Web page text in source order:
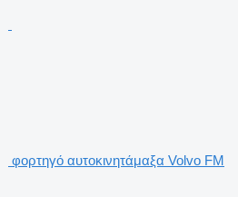
φορτηγό αυτοκινητάμαξα Volvo FM